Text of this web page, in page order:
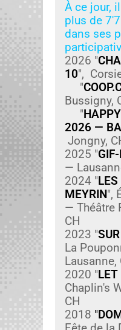
À ce jour,
plus de
dans ses
2026 "
10",
"
Bus­signy,
"
2026 —
Jongny,
2025 "
—
2024 "
MEYRIN",
— Théâtre
CH
2023 "
La
Lau­sanne,
2020 "
Chaplin's
CH
2018 "